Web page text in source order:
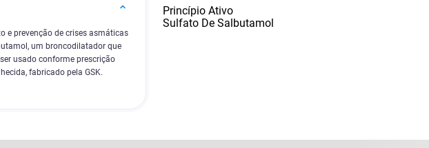
e prevenção de crises asmáticas
um broncodilatador que
usado conforme prescrição
fabricado pela GSK.
Princípio Ativo
Sulfato De Salbutamol